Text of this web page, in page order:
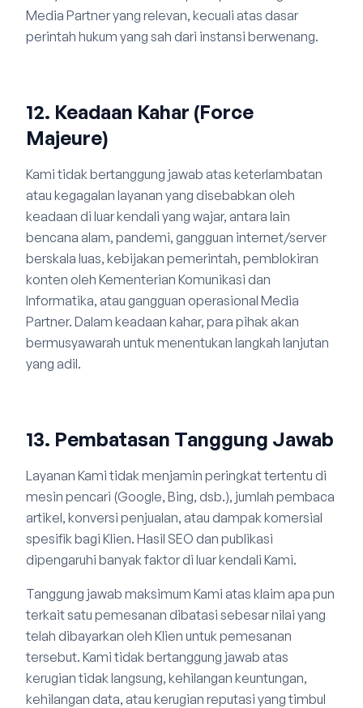
Media Partner yang relevan, kecuali atas dasar
perintah hukum yang sah dari instansi berwenang.
12. Keadaan Kahar (Force
Majeure)
Kami tidak bertanggung jawab atas keterlambatan
atau kegagalan layanan yang disebabkan oleh
keadaan di luar kendali yang wajar, antara lain
bencana alam, pandemi, gangguan internet/server
berskala luas, kebijakan pemerintah, pemblokiran
konten oleh Kementerian Komunikasi dan
Informatika, atau gangguan operasional Media
Partner. Dalam keadaan kahar, para pihak akan
bermusyawarah untuk menentukan langkah lanjutan
yang adil.
13. Pembatasan Tanggung Jawab
Layanan Kami tidak menjamin peringkat tertentu di
mesin pencari (Google, Bing, dsb.), jumlah pembaca
artikel, konversi penjualan, atau dampak komersial
spesifik bagi Klien. Hasil SEO dan publikasi
dipengaruhi banyak faktor di luar kendali Kami.
Tanggung jawab maksimum Kami atas klaim apa pun
terkait satu pemesanan dibatasi sebesar nilai yang
telah dibayarkan oleh Klien untuk pemesanan
tersebut. Kami tidak bertanggung jawab atas
kerugian tidak langsung, kehilangan keuntungan,
kehilangan data, atau kerugian reputasi yang timbul